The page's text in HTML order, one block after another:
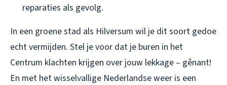
reparaties als gevolg.
In een groene stad als Hilversum wil je dit soort gedoe
echt vermijden. Stel je voor dat je buren in het
Centrum klachten krijgen over jouw lekkage – gênant!
En met het wisselvallige Nederlandse weer is een